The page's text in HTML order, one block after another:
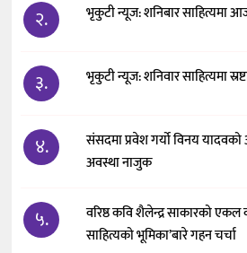
२. भृकुटी न्यूज: शनिबार साहित्यमा
३. भृकुटी न्यूज: शनिवार साहित्यमा
४.
संसदमा प्रवेश गर्यो विनय
अवस्था नाजुक
५.
वरिष्ठ कवि शैलेन्द्र साकारको एकल
साहित्यको भूमिका’बारे गहन चर्चा